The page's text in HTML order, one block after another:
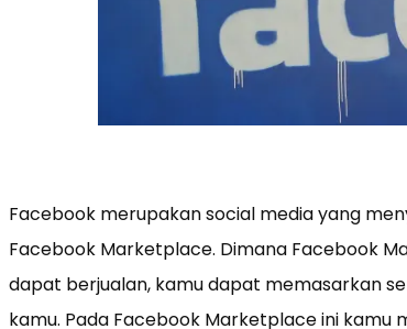
Facebook merupakan social media yang
Facebook Marketplace. Dimana Facebook
dapat berjualan, kamu dapat memasarkan
kamu. Pada Facebook Marketplace ini